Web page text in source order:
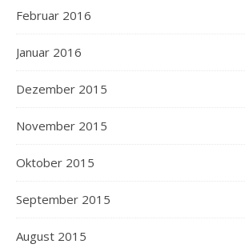
Februar 2016
Januar 2016
Dezember 2015
November 2015
Oktober 2015
September 2015
August 2015